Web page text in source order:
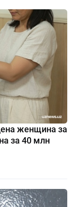
женщина за
за 40 млн